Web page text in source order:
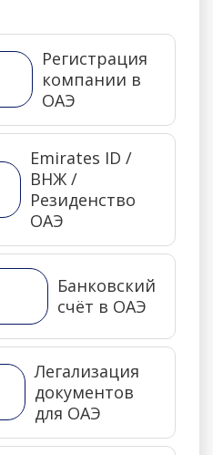
Регистрация
компании в
ОАЭ
Emirates ID /
ВНЖ /
Резиденство
ОАЭ
Банковский
счёт в ОАЭ
Легализация
документов
для ОАЭ